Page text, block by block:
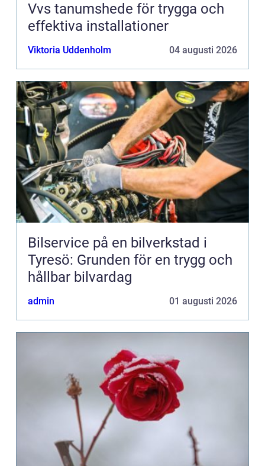
Vvs tanumshede för trygga och
effektiva installationer
Viktoria Uddenholm 04 augusti 2026
Bilservice på en bilverkstad i
Tyresö: Grunden för en trygg och
hållbar bilvardag
admin 01 augusti 2026